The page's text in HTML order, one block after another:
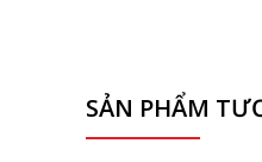
SẢN PHẨM